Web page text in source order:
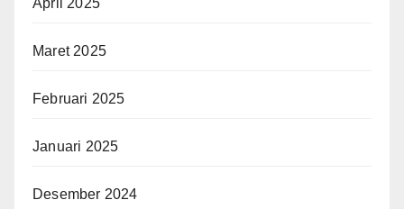
Maret 2025
Februari 2025
Januari 2025
Desember 2024